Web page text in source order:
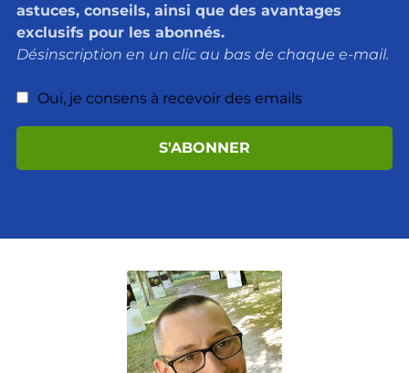
astuces, conseils, ainsi que des avantages
exclusifs pour les abonnés.
Désinscription en un clic au bas de chaque e-mail.
Oui, je consens à recevoir des emails
S'ABONNER